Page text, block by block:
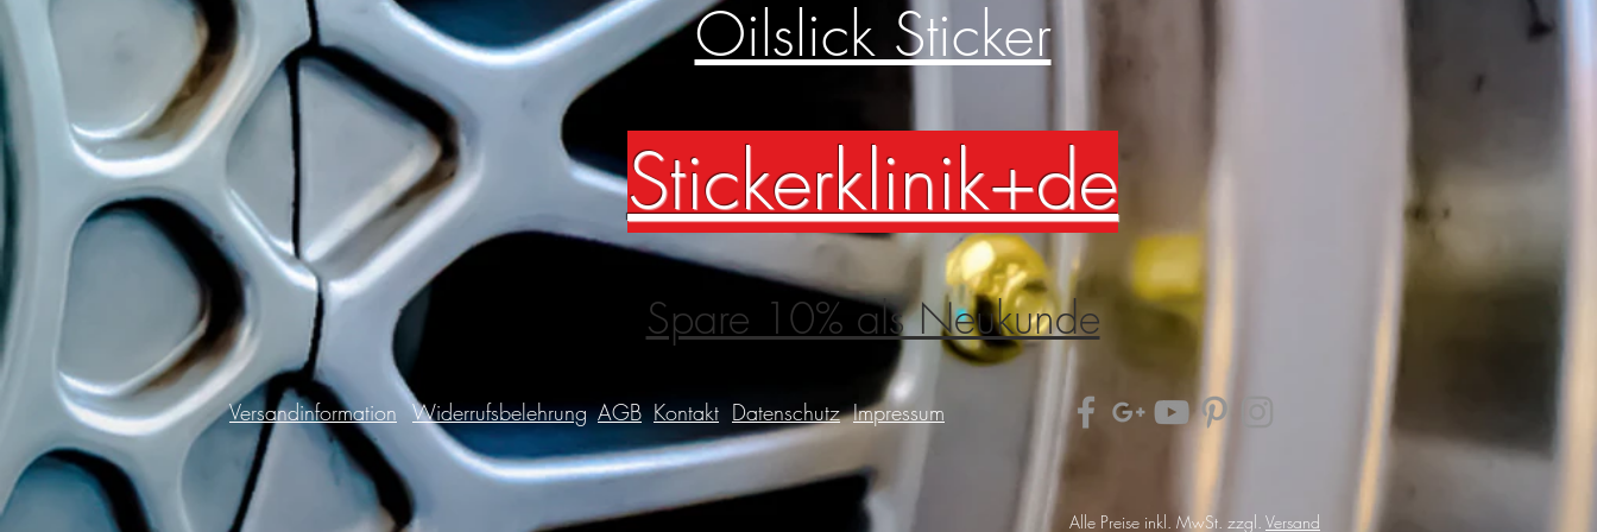
Versandinformation AGB
Widerrufsbelehrung Impressum
Datenschutz
Kontakt
Oilslick Sticker
Stickerklinik+de
Spare 10% als Neukunde
Alle Preise inkl. MwSt. zzgl. Versand